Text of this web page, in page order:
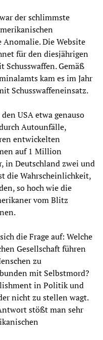
der schlimmste
Anomalie. Die Website
für den diesjährigen
Schusswaffen. Gemäß
kam es im Jahr
Schusswaffeneinsatz.
USA etwa genauso
Autounfälle,
entwickelten
auf 1 Million
in Deutschland zwei und
die Wahrscheinlichkeit,
so hoch wie die
vom Blitz
die Frage auf: Welche
Gesellschaft führen
zu
mit Selbstmord?
in Politik und
nicht zu stellen wagt.
stößt man sehr